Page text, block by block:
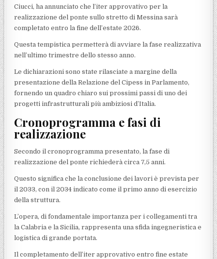
Ciucci, ha annunciato che l’iter approvativo per la
realizzazione del ponte sullo stretto di Messina sarà
completato entro la fine dell’estate 2026.
Questa tempistica permetterà di avviare la fase realizzativa
nell’ultimo trimestre dello stesso anno.
Le dichiarazioni sono state rilasciate a margine della
presentazione della Relazione del Cipess in Parlamento,
fornendo un quadro chiaro sui prossimi passi di uno dei
progetti infrastrutturali più ambiziosi d’Italia.
Cronoprogramma e fasi di
realizzazione
Secondo il cronoprogramma presentato, la fase di
realizzazione del ponte richiederà circa 7,5 anni.
Questo significa che la conclusione dei lavori è prevista per
il 2033, con il 2034 indicato come il primo anno di esercizio
della struttura.
L’opera, di fondamentale importanza per i collegamenti tra
la Calabria e la Sicilia, rappresenta una sfida ingegneristica e
logistica di grande portata.
Il completamento dell’iter approvativo entro fine estate